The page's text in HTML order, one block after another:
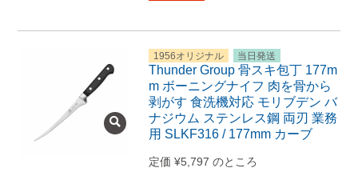
1956オリジナル 当日発送
Thunder Group 骨スキ包丁 177m
m ボーニングナイフ 肉を骨から
剥がす 食洗機対応 モリブデン バ
ナジウム ステンレス鋼 両刃 業務
用 SLKF316 / 177mm カーブ
定価 ¥5,797 のところ